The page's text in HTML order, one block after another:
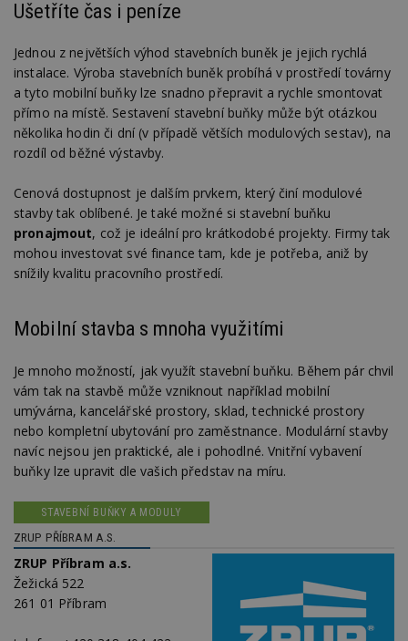
Ušetříte čas i peníze
Jednou z největších výhod stavebních buněk je jejich rychlá
instalace. Výroba stavebních buněk probíhá v prostředí továrny
a tyto mobilní buňky lze snadno přepravit a rychle smontovat
přímo na místě. Sestavení stavební buňky může být otázkou
několika hodin či dní (v případě větších modulových sestav), na
rozdíl od běžné výstavby.
Cenová dostupnost je dalším prvkem, který činí modulové
stavby tak oblíbené. Je také možné si stavební buňku
pronajmout, což je ideální pro krátkodobé projekty. Firmy tak
mohou investovat své finance tam, kde je potřeba, aniž by
snížily kvalitu pracovního prostředí.
Mobilní stavba s mnoha využitími
Je mnoho možností, jak využít stavební buňku. Během pár chvil
vám tak na stavbě může vzniknout například mobilní
umývárna, kancelářské prostory, sklad, technické prostory
nebo kompletní ubytování pro zaměstnance. Modulární stavby
navíc nejsou jen praktické, ale i pohodlné. Vnitřní vybavení
buňky lze upravit dle vašich představ na míru.
STAVEBNÍ BUŇKY A MODULY
ZRUP PŘÍBRAM A.S.
ZRUP Příbram a.s.
Žežická 522
261 01 Příbram